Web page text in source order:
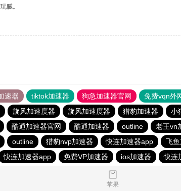
腻。
速器 tiktok加速器 狗急加速器官网 免费vqn外
旋风加速度器 旋风加速度器 猎豹加速器 小
酷通加速器官网 酷通加速器 outline 老王vn
outline 猎豹nvp加速器 快连加速器app 飞
快连加速器app 免费VP加速器 ios加速器 快连
苹果